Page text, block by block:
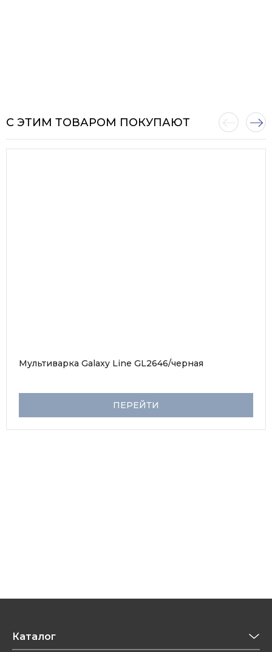
С ЭТИМ ТОВАРОМ ПОКУПАЮТ
Мультиварка Galaxy Line GL2646/черная
ПЕРЕЙТИ
Каталог